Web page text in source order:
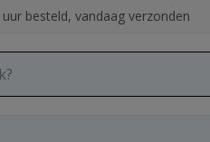
besteld, vandaag verzonden